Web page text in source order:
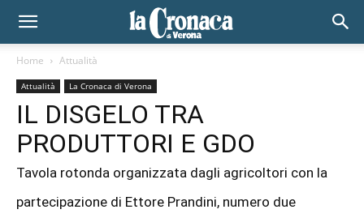
Home Attualità
Attualità La Cronaca di Verona
IL DISGELO TRA
PRODUTTORI E GDO
Tavola rotonda organizzata dagli agricoltori con la
partecipazione di Ettore Prandini, numero due